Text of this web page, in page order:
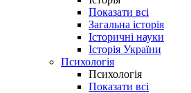
Показати всі
Загальна історія
Історичні науки
Історія України
Психологія
Психологія
Показати всі